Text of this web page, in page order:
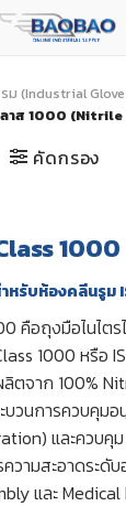
(Industrial
ลาส 1000
คัดกรอง
1000
หรับห้องคลีนรูม
คือถุงมือไนไต
1000 หรือ
ตจาก 100%
บวนการควบคุม
และควบคุม
ามสะอาดระดั
และ Medical